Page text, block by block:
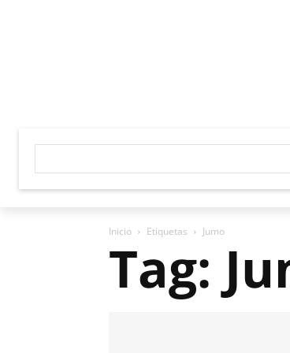
Inicio Etiquetas Jumo
Tag: